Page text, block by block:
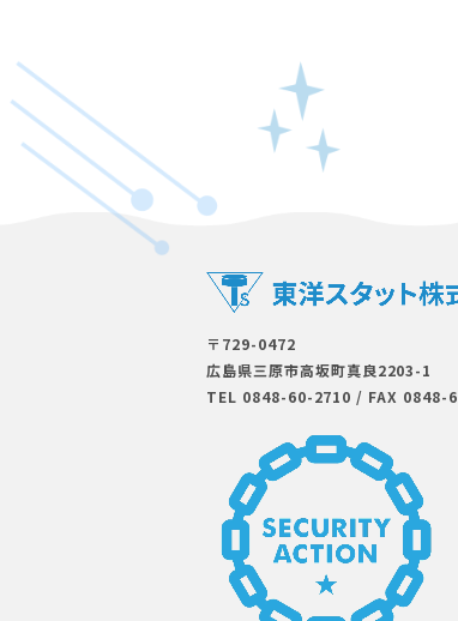
〒729-0472
広島県三原市⾼坂町真良2203-1
TEL 0848-60-2710 / FAX 0848-